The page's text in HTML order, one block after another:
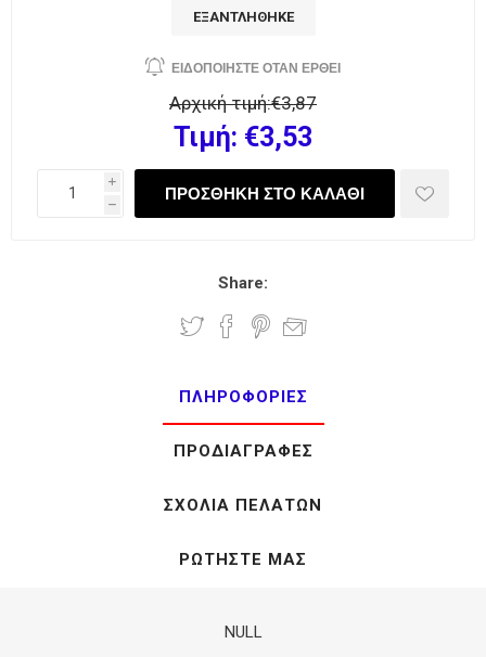
ΕΞΑΝΤΛΉΘΗΚΕ
Αρχική τιμή:€3,87
Τιμή: €3,53
i
h
Share:
ΠΛΗΡΟΦΟΡΊΕΣ
ΠΡΟΔΙΑΓΡΑΦΈΣ
ΣΧΌΛΙΑ ΠΕΛΑΤΏΝ
ΡΩΤΉΣΤΕ ΜΑΣ
NULL